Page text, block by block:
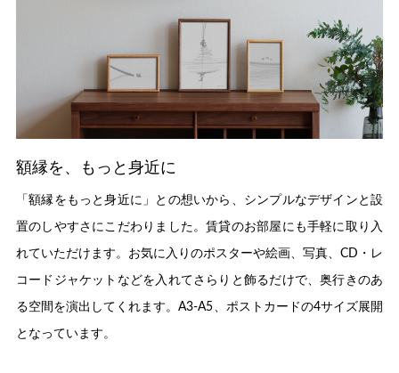
額縁を、もっと身近に
「額縁をもっと身近に」との想いから、シンプルなデザインと設
置のしやすさにこだわりました。賃貸のお部屋にも手軽に取り入
れていただけます。お気に入りのポスターや絵画、写真、CD・レ
コードジャケットなどを入れてさらりと飾るだけで、奥行きのあ
る空間を演出してくれます。A3-A5、ポストカードの4サイズ展開
となっています。